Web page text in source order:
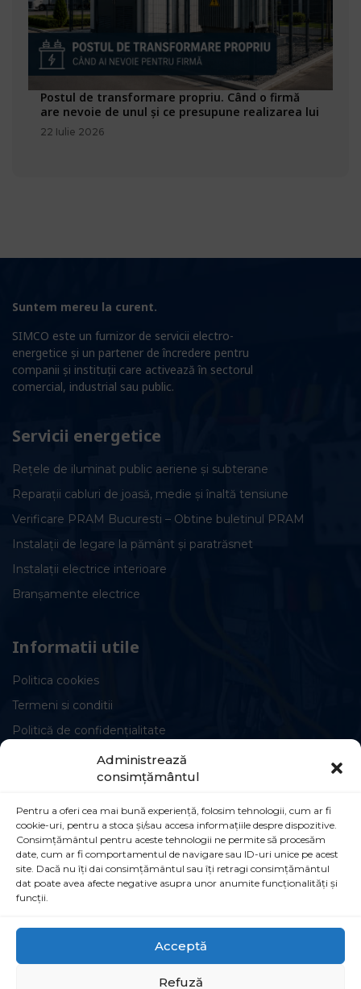
Administrează
consimțământul
Pentru a oferi cea mai bună experiență, folosim tehnologii, cum ar fi
cookie-uri, pentru a stoca și/sau accesa informațiile despre dispozitive.
Consimțământul pentru aceste tehnologii ne permite să procesăm
date, cum ar fi comportamentul de navigare sau ID-uri unice pe acest
site. Dacă nu îți dai consimțământul sau îți retragi consimțământul
dat poate avea afecte negative asupra unor anumite funcționalități și
funcții.
Acceptă
Refuză
Postul de transformare propriu. Când o firmă
are nevoie de unul și ce presupune realizarea lui
22 Iulie 2026
Suntem mereu la curent.
SIMCO este un furnizor de servicii electro-
energetice și un partener de încredere pentru
companii și instituții care activează în sectorul
comercial, industrial sau public.
Servicii energetice
Rețele de iluminat public aeriene și subterane
Reparații cabluri de joasă, medie și înaltă tensiune
Verificare PRAM Bucuresti – Obtine buletinul PRAM
Instalații de legare la pământ și paratrăsnet
Instalații electrice interioare
Branșamente electrice
Informatii utile
Politica cookies
Termeni si conditii
Politică de confidențialitate
Circuite și conexiuni
Șoseaua Leordeni 90B, Popești-Leordeni,
077160